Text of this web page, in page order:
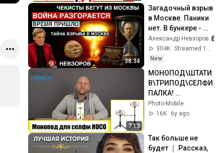
2026 году?
38:34
Загадочный взрыв
в Москве. Паники
нет. В бункере -
прекрасное
настроение.
Страшно бояться.
Александр Невзоров
304K
New
7:13
МОНОПОД\ШТАТИ
В\ТРИПОД\СЕЛФИ
ПАЛКА!
Беспроводной
HOCO K11 почти,
ИСПОЛЬЗОВАНИЯ
Photo-Mobile
16K
6y ago
Так больше не
будет ｜ Рассказ,